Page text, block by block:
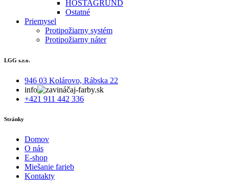
HOSTAGRUND
Ostatné
Priemysel
Protipožiarny systém
Protipožiarny náter
LGG s.r.o.
946 03 Kolárovo, Rábska 22
info
aj-farby.sk
+421 911 442 336
Stránky
Domov
O nás
E-shop
Miešanie farieb
Kontakty